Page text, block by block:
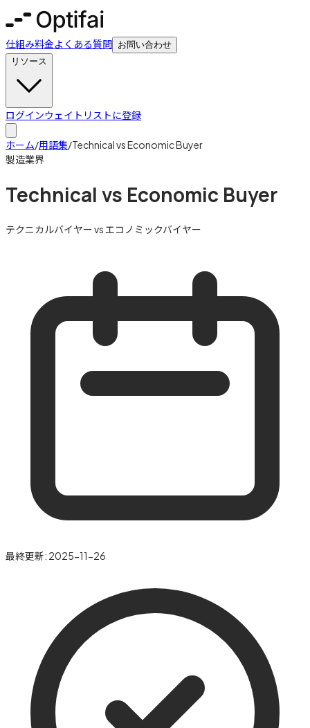
仕組み料金よくある質問 お問い合わせ
リソース
ログインウェイトリストに登録
ホーム/用語集/Technical vs Economic Buyer
製造業界
Technical vs Economic Buyer
テクニカルバイヤー vs エコノミックバイヤー
最終更新: 2025-11-26